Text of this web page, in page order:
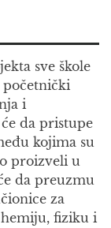
sve škole
i
da pristupe
kojima su
proizveli u
da preuzmu
za
fiziku i